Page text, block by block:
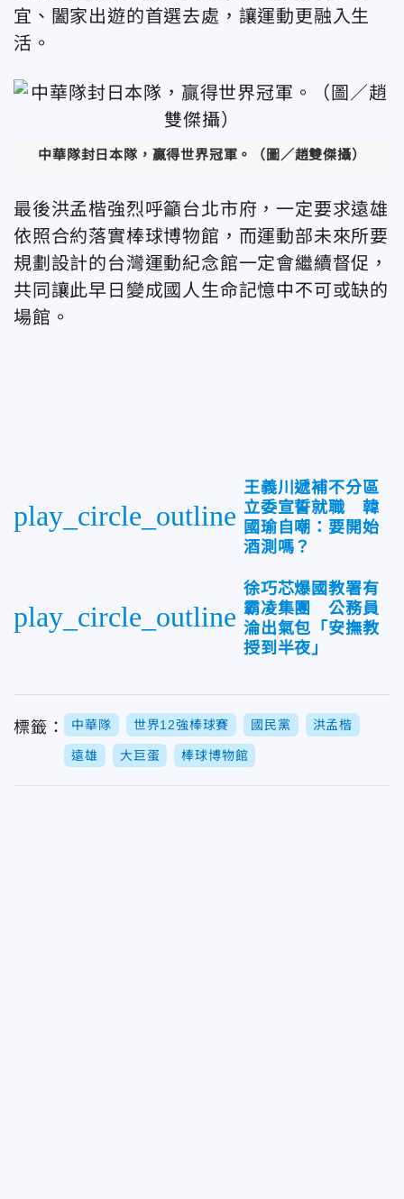
宜、闔家出遊的首選去處，讓運動更融入生
活。
中華隊封日本隊，贏得世界冠軍。（圖／趙雙傑攝）
最後洪孟楷強烈呼籲台北市府，一定要求遠雄
依照合約落實棒球博物館，而運動部未來所要
規劃設計的台灣運動紀念館一定會繼續督促，
共同讓此早日變成國人生命記憶中不可或缺的
場館。
play_circle_outline
王義川遞補不分區
立委宣誓就職 韓
國瑜自嘲：要開始
酒測嗎？
play_circle_outline
徐巧芯爆國教署有
霸凌集團 公務員
淪出氣包「安撫教
授到半夜」
標籤： 中華隊 世界12強棒球賽 國民黨 洪孟楷
遠雄 大巨蛋 棒球博物館